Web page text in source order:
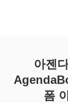
아젠
폼